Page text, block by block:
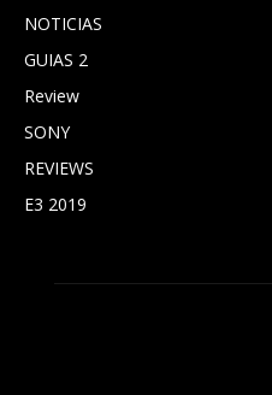
NOTICIAS
GUIAS 2
Review
SONY
REVIEWS
E3 2019